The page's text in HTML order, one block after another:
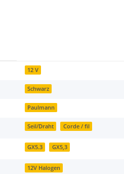
12 V
Schwarz
Paulmann
Seil/Draht Corde / fil
GX5.3 GX5,3
12V Halogen